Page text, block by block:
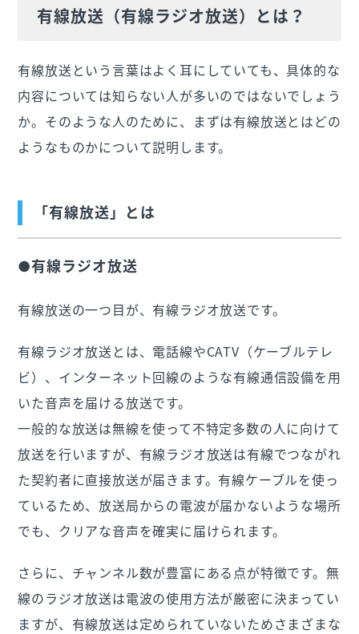
有線放送（有線ラジオ放送）とは？
有線放送という言葉はよく耳にしていても、具体的な
内容については知らない人が多いのではないでしょう
か。そのような人のために、まずは有線放送とはどの
ようなものかについて説明します。
「有線放送」とは
●有線ラジオ放送
有線放送の一つ目が、有線ラジオ放送です。
有線ラジオ放送とは、電話線やCATV（ケーブルテレ
ビ）、インターネット回線のような有線通信設備を用
いた音声を届ける放送です。
一般的な放送は無線を使って不特定多数の人に向けて
放送を行いますが、有線ラジオ放送は有線でつながれ
た契約者に直接放送が届きます。有線ケーブルを使っ
ているため、放送局からの電波が届かないような場所
でも、クリアな音声を確実に届けられます。
さらに、チャンネル数が豊富にある点が特徴です。無
線のラジオ放送は電波の使用方法が厳密に決まってい
ますが、有線放送は定められていないためさまざまな